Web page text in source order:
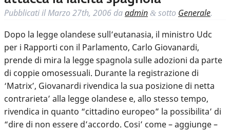
Pubblicati ilMarzo 27th, 2006 daadmin & sotto Generale.
Dopo la legge olandese sull’eutanasia, il ministro Udc
per i Rapporti con il Parlamento, Carlo Giovanardi,
prende di mira la legge spagnola sulle adozioni da parte
di coppie omosessuali. Durante la registrazione di
‘Matrix’, Giovanardi rivendica la sua posizione di netta
contrarieta’ alla legge olandese e, allo stesso tempo,
rivendica in quanto “cittadino europeo” la possibilita’ di
“dire di non essere d’accordo. Cosi’ come – aggiunge –